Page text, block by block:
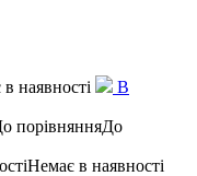
наявності
В
До
Немає в наявності